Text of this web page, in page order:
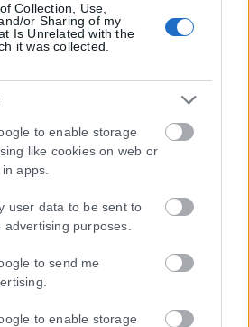
Collection, Use,
or Sharing of my
Is Unrelated with the
it was collected.
to enable storage
like cookies on web or
apps.
user data to be sent to
purposes.
to send me
to enable storage